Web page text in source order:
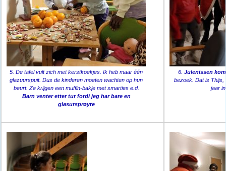
5. De tafel vult zich met kerstkoekjes. Ik heb maar één
glazuurspuit. Dus de kinderen moeten wachten op hun
beurt. Ze krijgen een muffin-bakje met smarties e.d.
Barn venter etter tur fordi jeg har bare en
glasursprøyte
6.Julenissen
bezoek. Dat is Thijs,
jaar